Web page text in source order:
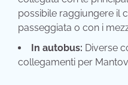
possibile raggiungere il
passeggiata o con i
In autobus: Diverse
collegamenti per